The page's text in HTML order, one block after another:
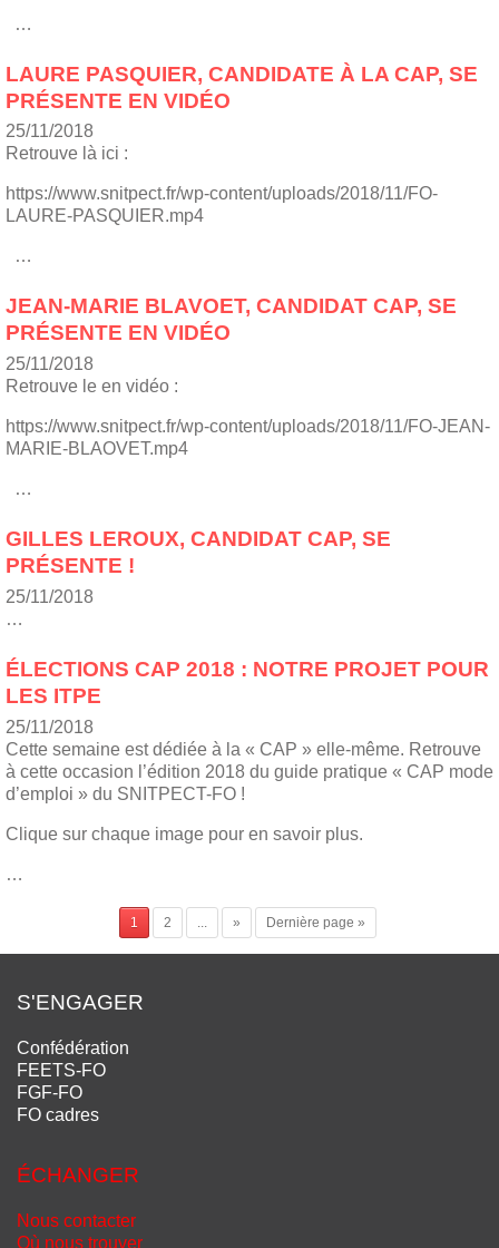
…
LAURE PASQUIER, CANDIDATE À LA CAP, SE
PRÉSENTE EN VIDÉO
25/11/2018
Retrouve là ici :
https://www.snitpect.fr/wp-content/uploads/2018/11/FO-
LAURE-PASQUIER.mp4
…
JEAN-MARIE BLAVOET, CANDIDAT CAP, SE
PRÉSENTE EN VIDÉO
25/11/2018
Retrouve le en vidéo :
https://www.snitpect.fr/wp-content/uploads/2018/11/FO-JEAN-
MARIE-BLAOVET.mp4
…
GILLES LEROUX, CANDIDAT CAP, SE
PRÉSENTE !
25/11/2018
…
ÉLECTIONS CAP 2018 : NOTRE PROJET POUR
LES ITPE
25/11/2018
Cette semaine est dédiée à la « CAP » elle-même. Retrouve
à cette occasion l’édition 2018 du guide pratique « CAP mode
d’emploi » du SNITPECT-FO !
Clique sur chaque image pour en savoir plus.
…
1 2 » Dernière page »
S'ENGAGER
Confédération
FEETS-FO
FGF-FO
FO cadres
ÉCHANGER
Nous contacter
Où nous trouver